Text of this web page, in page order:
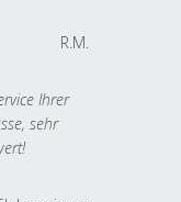
R.M.
Ihrer
sehr